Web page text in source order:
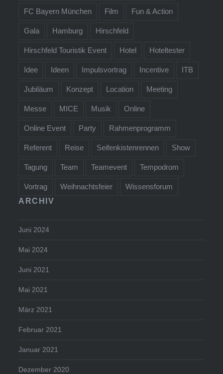
FC Bayern München Film Fun & Action
Gala Hamburg Hirschfeld
Hirschfeld Touristik Event Hotel Hoteltester
Idee Ideen Impulsvortrag Incentive ITB
Jubiläum Konzept Location Meeting
Messe MICE Musik Online
Online Event Party Rahmenprogramm
Referent Reise Seifenkistenrennen Show
Tagung Team Teamevent Tempodrom
Vortrag Weihnachtsfeier
Wissensforum
ARCHIV
Juni 2024
Mai 2024
Juni 2021
Mai 2021
März 2021
Februar 2021
Januar 2021
Dezember 2020